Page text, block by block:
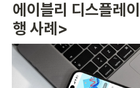
에이블리 디스플레
행 사례>